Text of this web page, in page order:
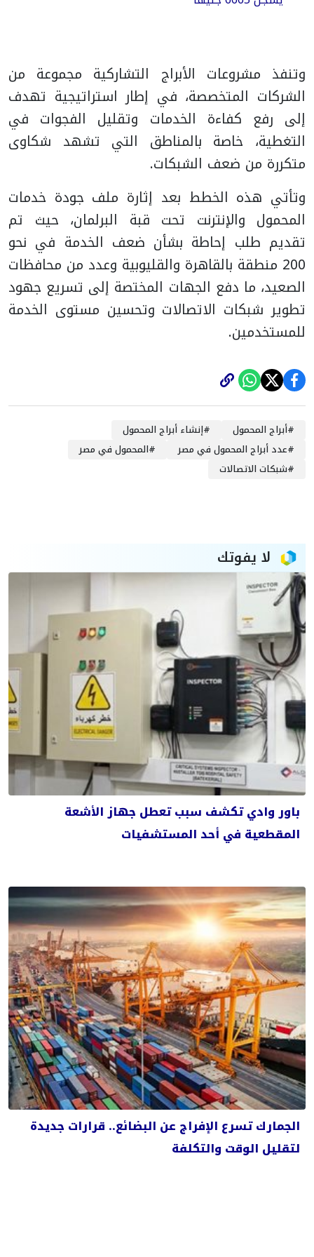
وتنفذ مشروعات الأبراج التشاركية مجموعة من
الشركات المتخصصة، في إطار استراتيجية تهدف
إلى رفع كفاءة الخدمات وتقليل الفجوات في
التغطية، خاصة بالمناطق التي تشهد شكاوى
متكررة من ضعف الشبكات.
وتأتي هذه الخطط بعد إثارة ملف جودة خدمات
المحمول والإنترنت تحت قبة البرلمان، حيث تم
تقديم طلب إحاطة بشأن ضعف الخدمة في نحو
200 منطقة بالقاهرة والقليوبية وعدد من محافظات
الصعيد، ما دفع الجهات المختصة إلى تسريع جهود
تطوير شبكات الاتصالات وتحسين مستوى الخدمة
للمستخدمين.
#أبراج المحمول #إنشاء أبراج المحمول
#عدد أبراج المحمول في مصر #المحمول في مصر
#شبكات الاتصالات
لا يفوتك
باور وادي تكشف سبب تعطل جهاز الأشعة
المقطعية في أحد المستشفيات
الجمارك تسرع الإفراج عن البضائع.. قرارات جديدة
لتقليل الوقت والتكلفة